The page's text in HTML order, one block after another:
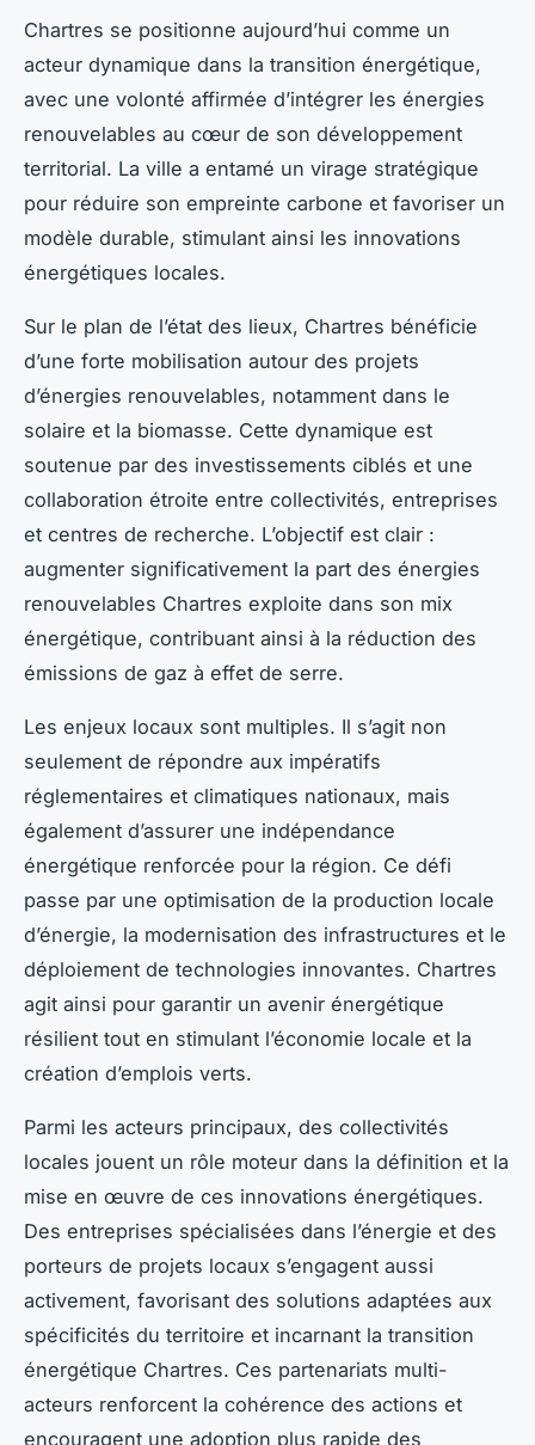
Chartres se positionne aujourd’hui comme un
acteur dynamique dans la transition énergétique,
avec une volonté affirmée d’intégrer les énergies
renouvelables au cœur de son développement
territorial. La ville a entamé un virage stratégique
pour réduire son empreinte carbone et favoriser un
modèle durable, stimulant ainsi les innovations
énergétiques locales.
Sur le plan de l’état des lieux, Chartres bénéficie
d’une forte mobilisation autour des projets
d’énergies renouvelables, notamment dans le
solaire et la biomasse. Cette dynamique est
soutenue par des investissements ciblés et une
collaboration étroite entre collectivités, entreprises
et centres de recherche. L’objectif est clair :
augmenter significativement la part des énergies
renouvelables Chartres exploite dans son mix
énergétique, contribuant ainsi à la réduction des
émissions de gaz à effet de serre.
Les enjeux locaux sont multiples. Il s’agit non
seulement de répondre aux impératifs
réglementaires et climatiques nationaux, mais
également d’assurer une indépendance
énergétique renforcée pour la région. Ce défi
passe par une optimisation de la production locale
d’énergie, la modernisation des infrastructures et le
déploiement de technologies innovantes. Chartres
agit ainsi pour garantir un avenir énergétique
résilient tout en stimulant l’économie locale et la
création d’emplois verts.
Parmi les acteurs principaux, des collectivités
locales jouent un rôle moteur dans la définition et la
mise en œuvre de ces innovations énergétiques.
Des entreprises spécialisées dans l’énergie et des
porteurs de projets locaux s’engagent aussi
activement, favorisant des solutions adaptées aux
spécificités du territoire et incarnant la transition
énergétique Chartres. Ces partenariats multi-
acteurs renforcent la cohérence des actions et
encouragent une adoption plus rapide des